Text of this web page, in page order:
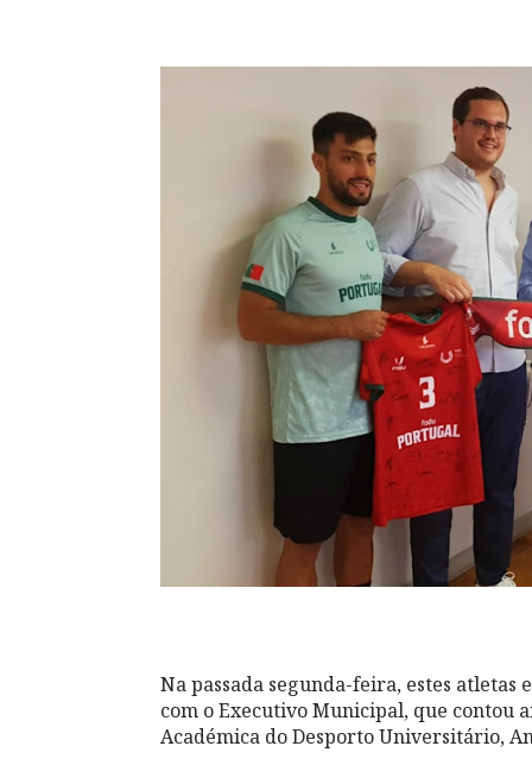
Na passada segunda-feira, estes
com o Executivo Municipal, que contou
Académica do Desporto Universitário,